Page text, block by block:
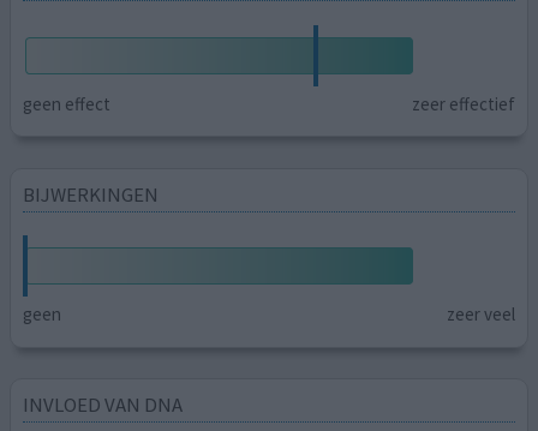
geen effect zeer effectief
BIJWERKINGEN
geen zeer veel
INVLOED VAN DNA